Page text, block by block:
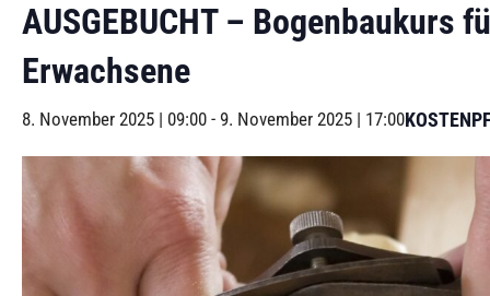
AUSGEBUCHT – Bogenbaukurs
Erwachsene
8. November 2025 | 09:00 - 9. November 2025 | 17:00